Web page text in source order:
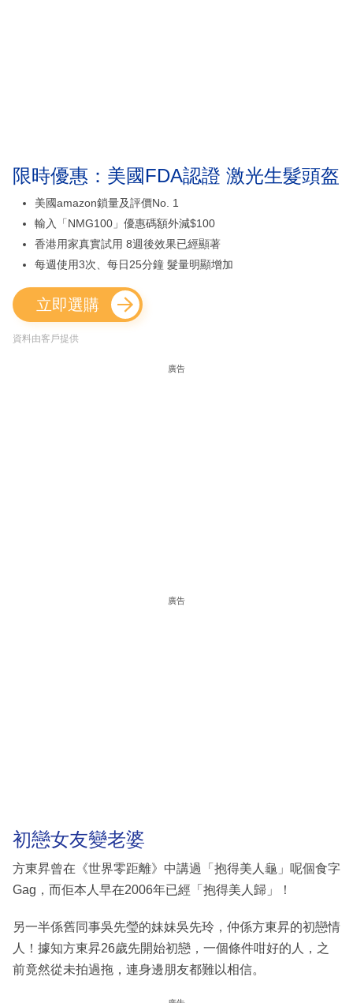
限時優惠：美國FDA認證 激光生髮頭盔
美國amazon鎖量及評價No. 1
輸入「NMG100」優惠碼額外減$100
香港用家真實試用 8週後效果已經顯著
每週使用3次、每日25分鐘 髮量明顯增加
立即選購
資料由客戶提供
廣告
廣告
初戀女友變老婆
方東昇曾在《世界零距離》中講過「抱得美人龜」呢個食字
Gag，而佢本人早在2006年已經「抱得美人歸」！
另一半係舊同事吳先瑩的妹妹吳先玲，仲係方東昇的初戀情
人！據知方東昇26歲先開始初戀，一個條件咁好的人，之
前竟然從未拍過拖，連身邊朋友都難以相信。